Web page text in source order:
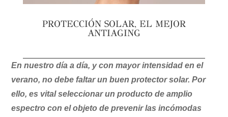
PROTECCIÓN SOLAR, EL MEJOR
ANTIAGING
En nuestro día a día, y con mayor intensidad en el
verano, no debe faltar un buen protector solar. Por
ello, es vital seleccionar un producto de amplio
espectro con el objeto de prevenir las incómodas